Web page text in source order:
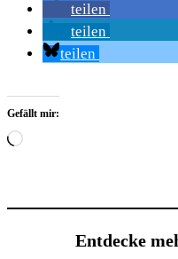
teilen
teilen
teilen
Gefällt mir:
Wird
Entdecke